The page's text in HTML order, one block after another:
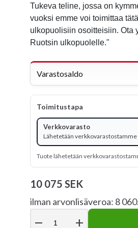
Tukeva teline, jossa on
vuoksi emme voi toimittaa
ulkopuolisiin osoitteisiin. Ota
Ruotsin ulkopuolelle."
Varastosaldo
Toimitustapa
Verkkovarasto
Lähetetään verkkovarastostamme
Tuote lähetetään
10 075 SEK
ilman arvonlisäveroa: 8
remove add